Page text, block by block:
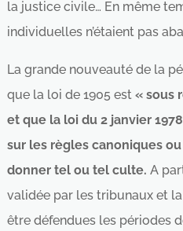
la justice civile… En même
individuelles n’étaient pas
La grande nouveauté de la
que la loi de 1905 est « sous
et que la loi du 2 janvier 1978
sur les règles canoniques
donner tel ou tel culte. A
validée par les tribunaux et
être défendues les périodes